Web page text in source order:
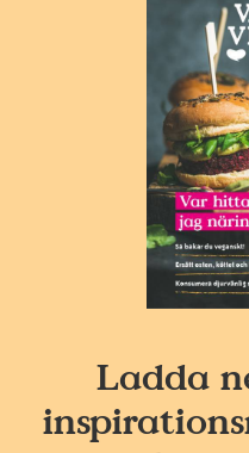
Ladda